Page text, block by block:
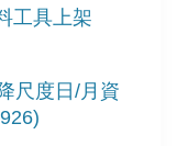
工具上架
尺度日/月資